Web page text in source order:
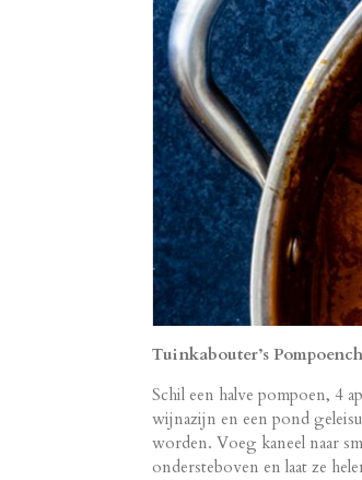
Tuinkabouter’s
Schil een halve pompoen, 4
wijnazijn en een pond
worden. Voeg kaneel naar
ondersteboven en laat ze